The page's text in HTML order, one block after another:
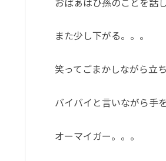
また少し下がる。。。
笑ってごまかしながら立
バイバイと言いながら手
オーマイガー。。。